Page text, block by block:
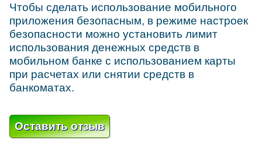
Чтобы сделать использование мобильного
приложения безопасным, в режиме настроек
безопасности можно установить лимит
использования денежных средств в
мобильном банке с использованием карты
при расчетах или снятии средств в
банкоматах.
Оставить отзыв